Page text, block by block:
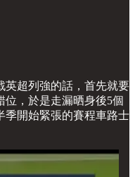
英超列強的話，首先就要
，於是走漏晒身後5個
季開始緊張的賽程車路士